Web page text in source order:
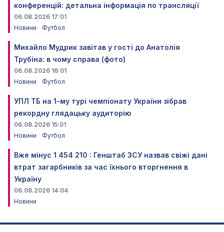
конференцій: детальна інформація по трансляції
06.08.2026 17:01
Новини
Футбол
Михайло Мудрик завітав у гості до Анатолія
Трубіна: в чому справа (фото)
06.08.2026 16:01
Новини
Футбол
УПЛ ТБ на 1-му турі чемпіонату України зібрав
рекордну глядацьку аудиторію
06.08.2026 15:01
Новини
Футбол
Вже мінус 1 454 210 : Генштаб ЗСУ назвав свіжі дані
втрат загарбників за час їхнього вторгнення в
Україну
06.08.2026 14:04
Новини